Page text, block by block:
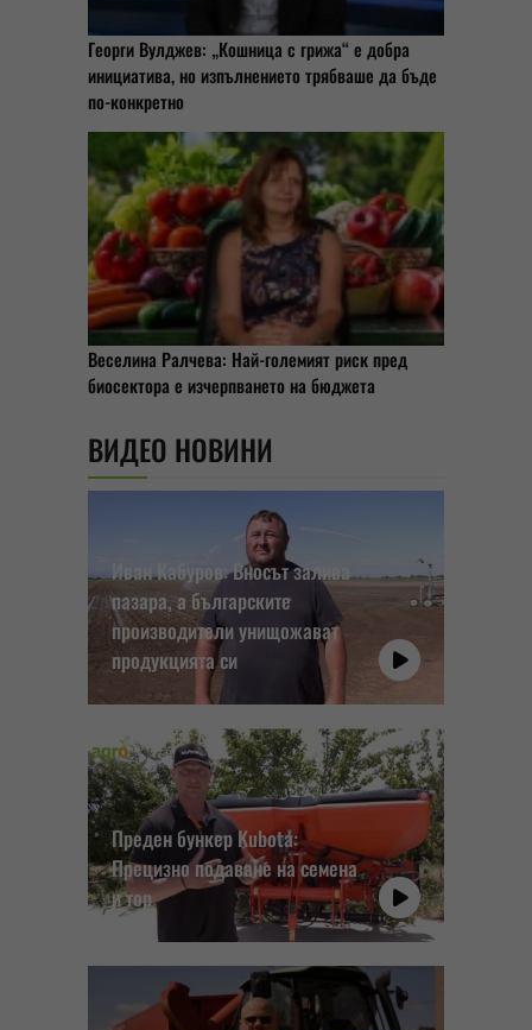
Георги Вулджев: „Кошница с грижа“ е добра
инициатива, но изпълнението трябваше да бъде
по-конкретно
Веселина Ралчева: Най-големият риск пред
биосектора е изчерпването на бюджета
ВИДЕО НОВИНИ
Иван Кабуров: Вносът залива
пазара, а българските
производители унищожават
продукцията си
Преден бункер Kubota:
Прецизно подаване на семена
и тор